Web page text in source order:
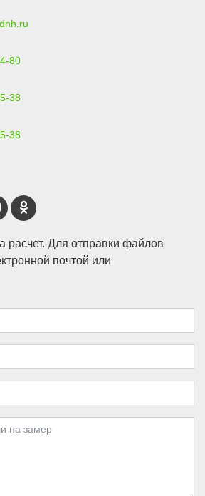
80
38
38
расчет. Для отправки файлов
почтой или